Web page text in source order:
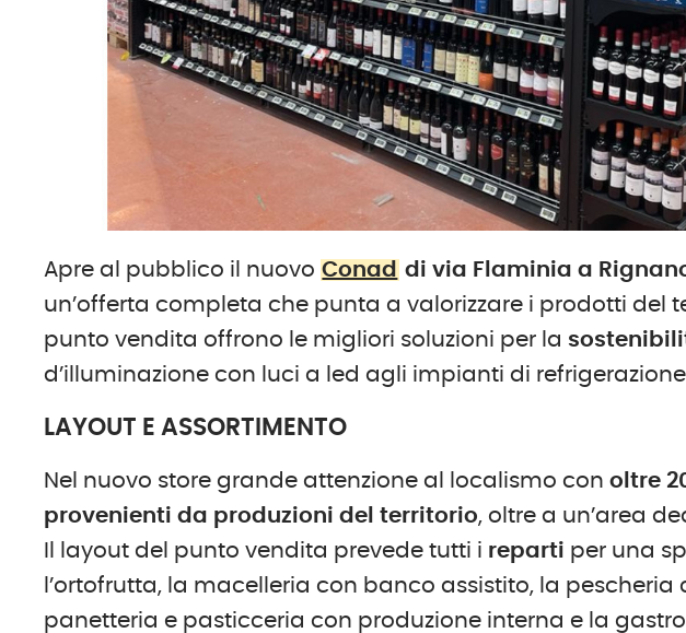
Apre al pubblico il nuovo Conad di via Flaminia a
un’offerta completa che punta a valorizzare i prodotti del
punto vendita offrono le migliori soluzioni per la
d’illuminazione con luci a led agli impianti di
LAYOUT E ASSORTIMENTO
Nel nuovo store grande attenzione al localismo conoltre
provenienti da produzioni del territorio, oltre a un’area
Il layout del punto vendita prevede tutti i reparti per una
l’ortofrutta, la macelleria con banco assistito, la
panetteria e pasticceria con produzione interna e la